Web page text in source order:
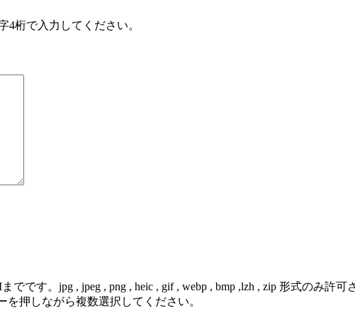
4桁で入力してください。
です。jpg , jpeg , png , heic , gif , webp , bmp ,lzh , zip 形式のみ許可
押しながら複数選択してください。